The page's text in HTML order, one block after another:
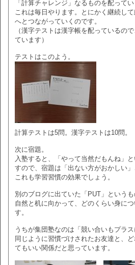
「計算チャレンジ」なるものを配ってい
これは毎日やります。とにかく継続し
へとつながっていくのです。
（漢字テストは漢字帳を配っているの
ています）
テストはこのよう。
計算テストは5問。漢字テストは10問。
次に宿題。
入塾すると、「やって当然だもんね」
すので、宿題は「出ない方がおかしい」
これも学習習慣の効果でしょう。
別のブログに出ていた「PUT」という
自然と机に向かって、どのくらい身に
す。
うちが集団塾なのは「競い合いもプラス
同じように習慣づけされたお友達と、
てもいい関係だと思っています。